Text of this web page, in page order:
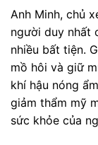
Anh Minh, chủ
người duy nhất
nhiều bất tiện.
mồ hôi và giữ
khí hậu nóng
giảm thẩm mỹ
sức khỏe của